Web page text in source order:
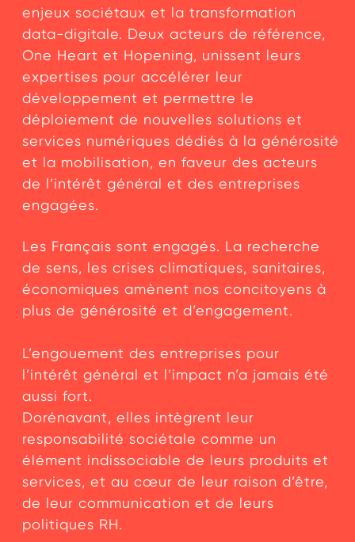
enjeux sociétaux et la transformation
data-digitale. Deux acteurs de référence,
One Heart et Hopening, unissent leurs
expertises pour accélérer leur
développement et permettre le
déploiement de nouvelles solutions et
services numériques dédiés à la générosité
et la mobilisation, en faveur des acteurs
de l’intérêt général et des entreprises
engagées.
Les Français sont engagés. La recherche
de sens, les crises climatiques, sanitaires,
économiques amènent nos concitoyens à
plus de générosité et d’engagement.
L’engouement des entreprises pour
l’intérêt général et l’impact n’a jamais été
aussi fort.
Dorénavant, elles intègrent leur
responsabilité sociétale comme un
élément indissociable de leurs produits et
services, et au cœur de leur raison d’être,
de leur communication et de leurs
politiques RH.